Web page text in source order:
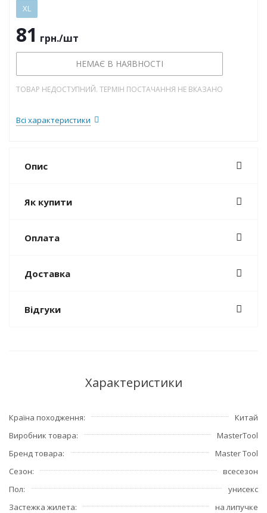
XL
81 грн./шт
НЕМАЄ В НАЯВНОСТІ
ТОВАР НЕДОСТУПНИЙ. ТЕРМІН ПОСТАЧАННЯ НЕ ВКАЗАНО
Всі характеристики
Опис
Як купити
Оплата
Доставка
Відгуки
Характеристики
Країна походження
Китай
Виробник товара
MasterTool
Бренд товара
Master Tool
Сезон
всесезон
Пол
унисекс
Застежка жилета
на липучке